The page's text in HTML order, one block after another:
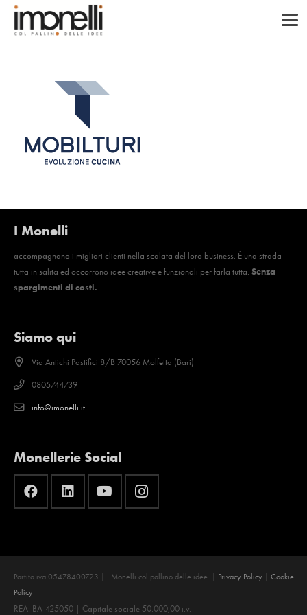
I Monelli
accompagnano i migliori clienti nella scalata del loro business. È una strada
tutta in salita ed occorrono idee creative e funzionali per farla tutta. Senza
spargimenti di costi.
Siamo qui
Via Antichi Pastifici 8/B 70056 Molfetta (Bari)
0805744739
info@imonelli.it
Monellerie Social
Partita iva 05478400723 | I Monelli col pallino delle idee. Privacy Policy
Cookie
Policy
REA: BA-425050 | Capitale sociale 50.000,00 i.v.